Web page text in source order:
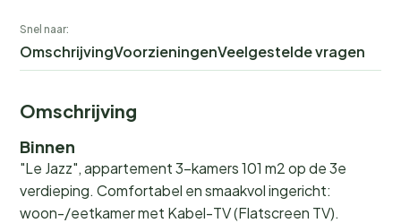
Snel naar:
OmschrijvingVoorzieningenVeelgestelde vragen
Omschrijving
Binnen
"Le Jazz", appartement 3-kamers 101 m2 op de 3e
verdieping. Comfortabel en smaakvol ingericht:
woon-/eetkamer met Kabel-TV (Flatscreen TV).